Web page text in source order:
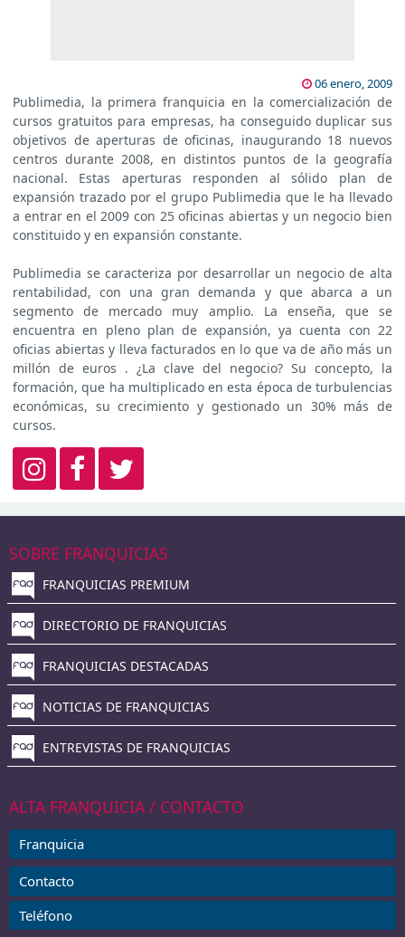
06 enero, 2009
Publimedia, la primera franquicia en la comercialización de
cursos gratuitos para empresas, ha conseguido duplicar sus
objetivos de aperturas de oficinas, inaugurando 18 nuevos
centros durante 2008, en distintos puntos de la geografía
nacional. Estas aperturas responden al sólido plan de
expansión trazado por el grupo Publimedia que le ha llevado
a entrar en el 2009 con 25 oficinas abiertas y un negocio bien
constituido y en expansión constante.
Publimedia se caracteriza por desarrollar un negocio de alta
rentabilidad, con una gran demanda y que abarca a un
segmento de mercado muy amplio. La enseña, que se
encuentra en pleno plan de expansión, ya cuenta con 22
oficias abiertas y lleva facturados en lo que va de año más un
millón de euros . ¿La clave del negocio? Su concepto, la
formación, que ha multiplicado en esta época de turbulencias
económicas, su crecimiento y gestionado un 30% más de
cursos.
SOBRE FRANQUICIAS
FRANQUICIAS PREMIUM
DIRECTORIO DE FRANQUICIAS
FRANQUICIAS DESTACADAS
NOTICIAS DE FRANQUICIAS
ENTREVISTAS DE FRANQUICIAS
ALTA FRANQUICIA / CONTACTO